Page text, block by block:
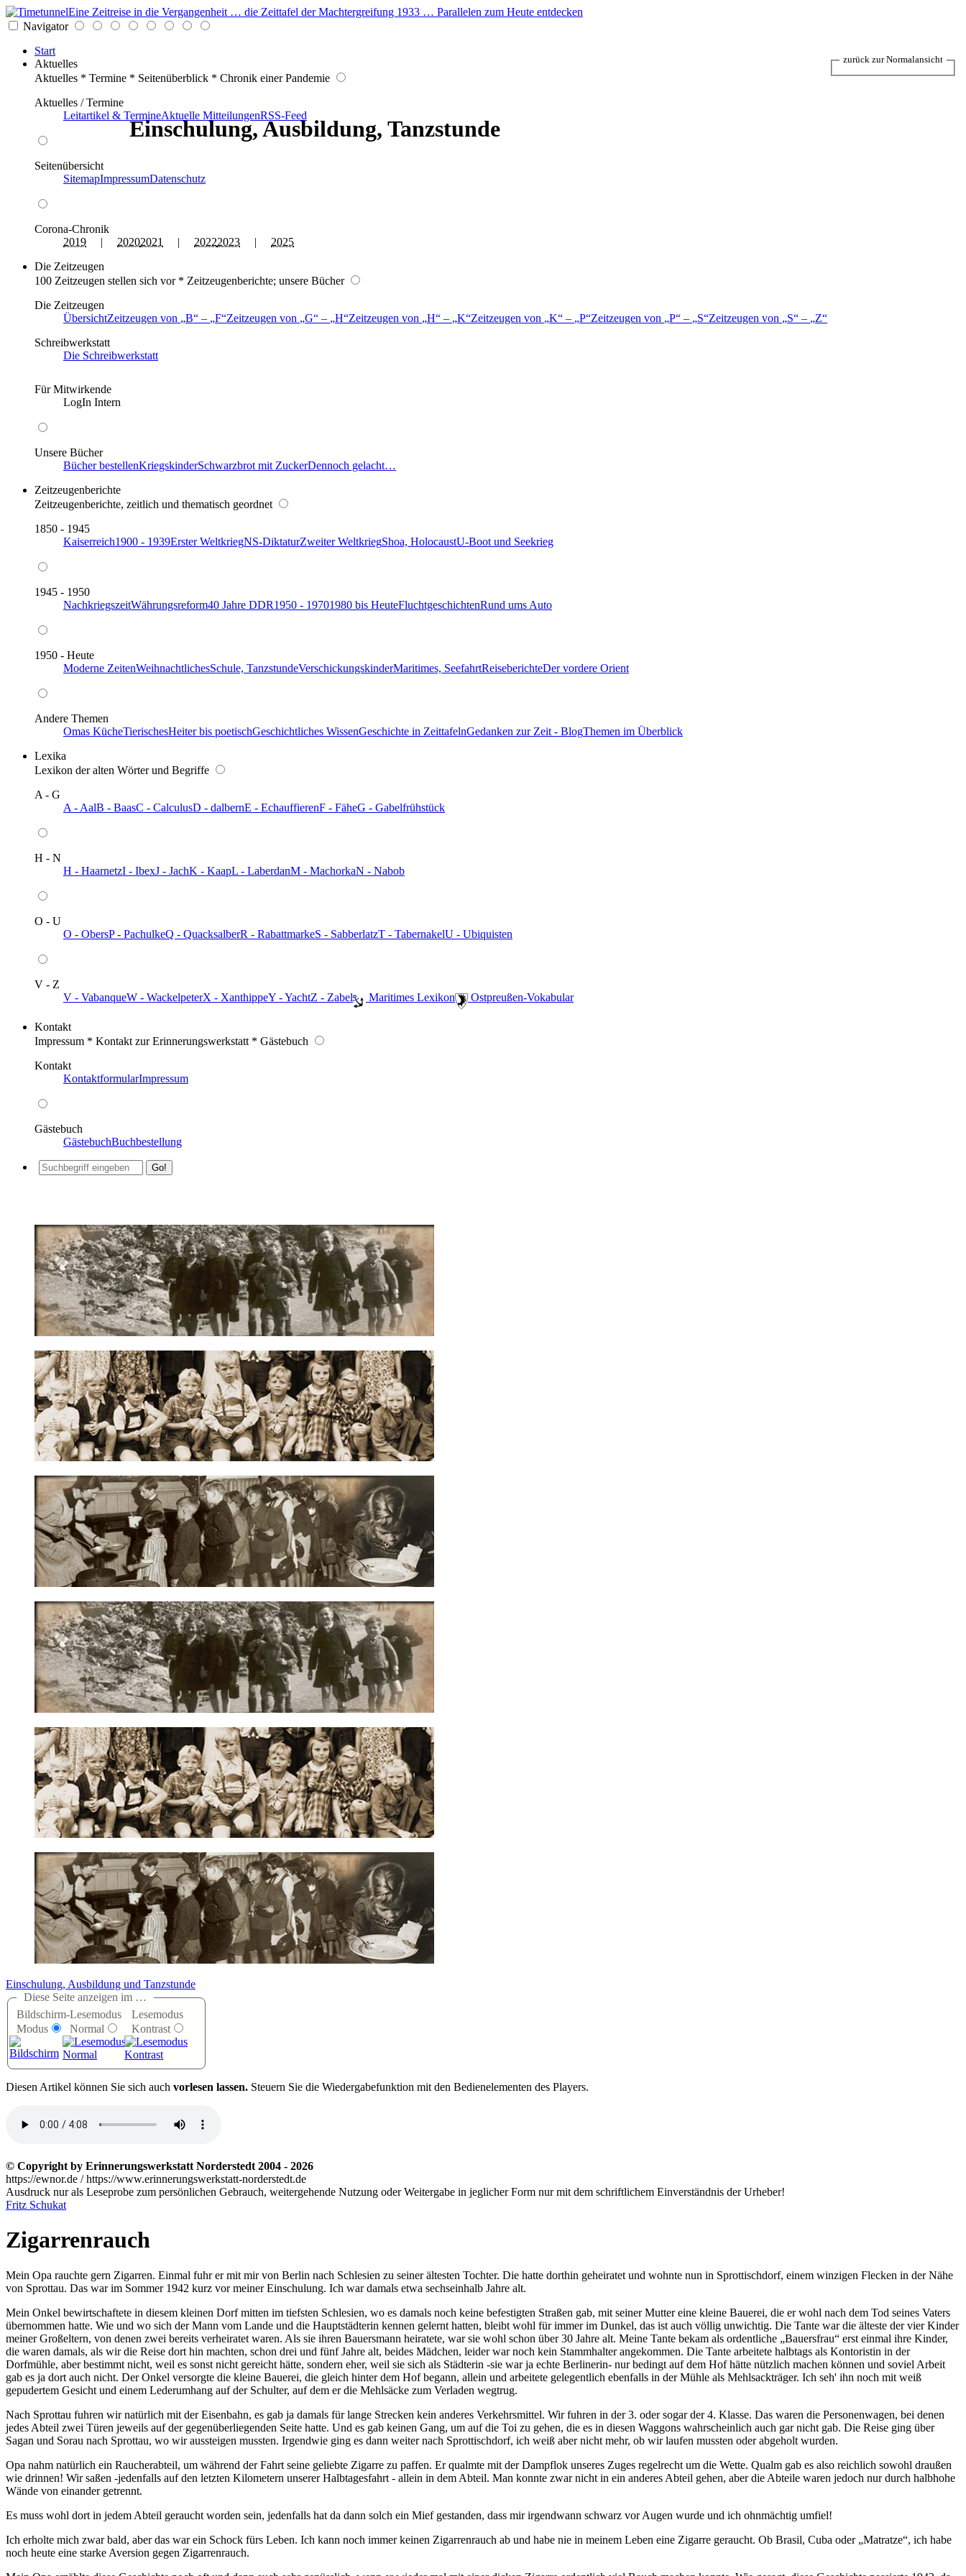
Eine Zeitreise in die Vergangenheit … die Zeittafel der Machtergreifung 1933 … Parallelen zum Heute entdecken
Navigator
Start
Aktuelles
Aktuelles * Termine * Seitenüberblick * Chronik einer Pandemie
Aktuelles / Termine
Leitartikel & TermineAktuelle MitteilungenRSS-Feed
Seitenübersicht
SitemapImpressumDatenschutz
Corona-Chronik
2019 | 20202021 | 20222023 | 2025
Die Zeitzeugen
100 Zeitzeugen stellen sich vor * Zeitzeugenberichte; unsere Bücher
Die Zeitzeugen
ÜbersichtZeitzeugen von B – F Zeitzeugen von G – H Zeitzeugen von H – K Zeitzeugen von K – P Zeitzeugen von P – S Zeitzeugen von S –
Z
Schreibwerkstatt
Die Schreibwerkstatt
Für Mitwirkende
LogIn Intern
Unsere Bücher
Bücher bestellenKriegskinderSchwarzbrot mit ZuckerDennoch gelacht…
Zeitzeugenberichte
Zeitzeugenberichte, zeitlich und thematisch geordnet
1850 - 1945
Kaiserreich1900 - 1939Erster WeltkriegNS-DiktaturZweiter WeltkriegShoa, HolocaustU-Boot und Seekrieg
1945 - 1950
NachkriegszeitWährungsreform40 Jahre DDR1950 - 19701980 bis HeuteFluchtgeschichtenRund ums Auto
1950 - Heute
Moderne ZeitenWeihnachtlichesSchule, TanzstundeVerschickungskinderMaritimes, SeefahrtReiseberichteDer vordere Orient
Andere Themen
Omas KücheTierischesHeiter bis poetischGeschichtliches WissenGeschichte in ZeittafelnGedanken zur Zeit - BlogThemen im Überblick
Lexika
Lexikon der alten Wörter und Begriffe
A - G
A - AalB - BaasC - CalculusD - dalbernE - EchauffierenF - FäheG - Gabelfrühstück
H - N
H - HaarnetzI - IbexJ - JachK - KaapL - LaberdanM - MachorkaN - Nabob
O - U
O - ObersP - PachulkeQ - QuacksalberR - RabattmarkeS - SabberlatzT - TabernakelU - Ubiquisten
V - Z
V - VabanqueW - WackelpeterX - XanthippeY - YachtZ - Zabel ️ Maritimes Lexikon ️ Ostpreußen-Vokabular
Kontakt
Impressum * Kontakt zur Erinnerungswerkstatt * Gästebuch
Kontakt
KontaktformularImpressum
Gästebuch
GästebuchBuchbestellung
Einschulung, Ausbildung, Tanzstunde
Einschulung, Ausbildung und Tanzstunde
Diese Seite anzeigen im …
Bildschirm-
Modus
Lesemodus
Normal
Lesemodus
Kontrast
Diesen Artikel können Sie sich auch vorlesen lassen. Steuern Sie die Wiedergabefunktion mit den Bedienelementen des Players.
© Copyright by Erinnerungswerkstatt Norderstedt 2004 - 2026
https://ewnor.de / https://www.erinnerungswerkstatt-norderstedt.de
Ausdruck nur als Leseprobe zum persönlichen Gebrauch, weitergehende Nutzung oder Weitergabe in jeglicher Form nur mit dem schriftlichem Einverständnis der Urheber!
zurück zur Normalansicht
Fritz Schukat
Zigarrenrauch
Mein Opa rauchte gern Zigarren. Einmal fuhr er mit mir von Berlin nach Schlesien zu seiner ältesten Tochter. Die hatte dorthin geheiratet und wohnte nun in Sprottischdorf, einem winzigen Flecken in der Nähe
von Sprottau. Das war im Sommer 1942 kurz vor meiner Einschulung. Ich war damals etwa sechseinhalb Jahre alt.
Mein Onkel bewirtschaftete in diesem kleinen Dorf mitten im tiefsten Schlesien, wo es damals noch keine befestigten Straßen gab, mit seiner Mutter eine kleine Bauerei, die er wohl nach dem Tod seines Vaters
übernommen hatte. Wie und wo sich der Mann vom Lande und die Hauptstädterin kennen gelernt hatten, bleibt wohl für immer im Dunkel, das ist auch völlig unwichtig. Die Tante war die älteste der vier Kinder
meiner Großeltern, von denen zwei bereits verheiratet waren. Als sie ihren Bauersmann heiratete, war sie wohl schon über 30 Jahre alt. Meine Tante bekam als ordentliche
Bauersfrau
erst einmal ihre Kinder,
die waren damals, als wir die Reise dort hin machten, schon drei und fünf Jahre alt, beides Mädchen, leider war noch kein Stammhalter angekommen. Die Tante arbeitete halbtags als Kontoristin in der
Dorfmühle, aber bestimmt nicht, weil es sonst nicht gereicht hätte, sondern eher, weil sie sich als Städterin -sie war ja echte Berlinerin- nur bedingt auf dem Hof hätte nützlich machen können und soviel Arbeit
gab es ja dort auch nicht. Der Onkel versorgte die kleine Bauerei, die gleich hinter dem Hof begann, allein und arbeitete gelegentlich ebenfalls in der Mühle als Mehlsackträger. Ich seh' ihn noch mit weiß
gepudertem Gesicht und einem Lederumhang auf der Schulter, auf dem er die Mehlsäcke zum Verladen wegtrug.
Nach Sprottau fuhren wir natürlich mit der Eisenbahn, es gab ja damals für lange Strecken kein anderes Verkehrsmittel. Wir fuhren in der 3. oder sogar der 4. Klasse. Das waren die Personenwagen, bei denen
jedes Abteil zwei Türen jeweils auf der gegenüberliegenden Seite hatte. Und es gab keinen Gang, um auf die Toi zu gehen, die es in diesen Waggons wahrscheinlich auch gar nicht gab. Die Reise ging über
Sagan und Sorau nach Sprottau, wo wir aussteigen mussten. Irgendwie ging es dann weiter nach Sprottischdorf, ich weiß aber nicht mehr, ob wir laufen mussten oder abgeholt wurden.
Opa nahm natürlich ein Raucherabteil, um während der Fahrt seine geliebte Zigarre zu paffen. Er qualmte mit der Dampflok unseres Zuges regelrecht um die Wette. Qualm gab es also reichlich sowohl draußen
wie drinnen! Wir saßen -jedenfalls auf den letzten Kilometern unserer Halbtagesfahrt - allein in dem Abteil. Man konnte zwar nicht in ein anderes Abteil gehen, aber die Abteile waren jedoch nur durch halbhohe
Wände von einander getrennt.
Es muss wohl dort in jedem Abteil geraucht worden sein, jedenfalls hat da dann solch ein Mief gestanden, dass mir irgendwann schwarz vor Augen wurde und ich ohnmächtig umfiel!
Ich erholte mich zwar bald, aber das war ein Schock fürs Leben. Ich kann noch immer keinen Zigarrenrauch ab und habe nie in meinem Leben eine Zigarre geraucht. Ob Brasil, Cuba oder Matratze , ich habe
noch heute eine starke Aversion gegen Zigarrenrauch.